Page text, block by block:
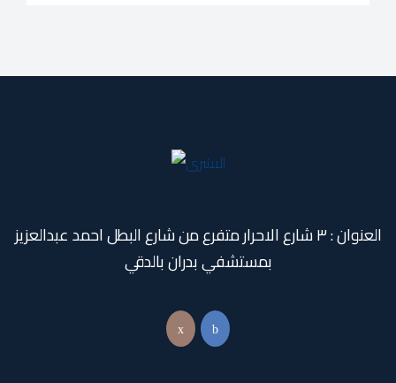
العنوان : ٣ شارع الاحرار متفرع من شارع البطل احمد عبدالعزيز
بمستشفي بدران بالدقي